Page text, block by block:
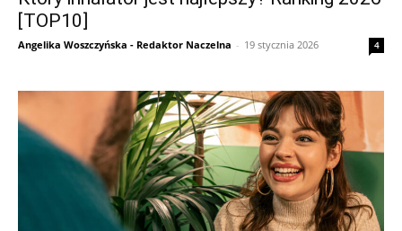
[TOP10]
Angelika Woszczyńska - Redaktor Naczelna - 19 stycznia 2026 4